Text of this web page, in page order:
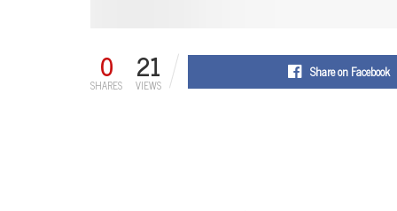
0
SHARES 21
VIEWS
Share on Facebook